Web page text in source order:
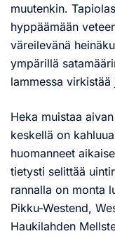
muutenkin.
hyppäämään
väreilevänä
ympärillä
lammessa
Heka muistaa
keskellä on
huomanneet
tietysti selittää
rannalla on monta
Pikku-Westend,
Haukilahden